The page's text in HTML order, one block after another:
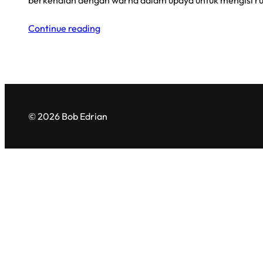
Continue reading
© 2026 Bob Edrian